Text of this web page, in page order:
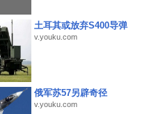
土耳其或放弃S400导弹
v.youku.com
俄军苏57另辟奇径
v.youku.com